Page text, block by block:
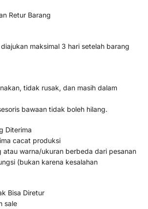
Retur Barang
maksimal 3 hari setelah barang
tidak rusak, dan masih dalam
bawaan tidak boleh hilang.
Diterima
cacat produksi
atau warna/ukuran berbeda dari pesanan
(bukan karena kesalahan
Bisa Diretur
sale